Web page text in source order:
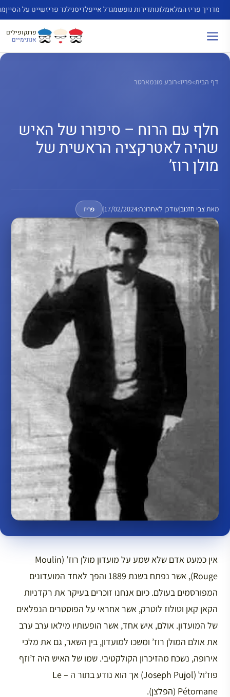
לדלג
לתוכן
מדריך פריז המלאמלונותדירות נופשמגדל אייפלדיסנילנד פריזשייט על הסיין
פרנקופילים
אנונימיים
דף הבית»פריז»רובע מונמארטר
חלף עם הרוח – סיפורו של האיש
שהיה לאטרקציה הראשית של
מולן רוז’
מאתצבי חזנוב|עודכן לאחרונה:17/02/2024
| פריז
אין כמעט אדם שלא שמע על מועדון מולן רוז’ (Moulin
Rouge), אשר נפתח בשנת 1889 והפך לאחד המועדונים
המפורסמים בעולם. כיום אנחנו זוכרים בעיקר את רקדניות
הקאן קאן וטולוז לוטרק, אשר אחראי על הפוסטרים הנפלאים
של המועדון. אולם, איש אחד, אשר הופעותיו מילאו ערב ערב
את אולם המולן רוז’ ומשכו למועדון, בין השאר, גם את מלכי
אירופה, נשכח מהזיכרון הקולקטיבי. שמו של האיש היה ז’וזף
פוז’ול (Joseph Pujol) אך הוא נודע בתור ה – Le
Pétomane (הפלצן).